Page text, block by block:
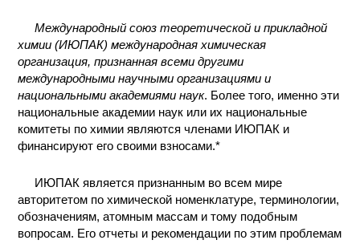
Международный союз теоретической и прикладной
химии (ИЮПАК) международная химическая
организация, признанная всеми другими
международными научными организациями и
национальными академиями наук. Более того, именно эти
национальные академии наук или их национальные
комитеты по химии являются членами ИЮПАК и
финансируют его своими взносами.*
ИЮПАК является признанным во всем мире
авторитетом по химической номенклатуре, терминологии,
обозначениям, атомным массам и тому подобным
вопросам. Его отчеты и рекомендации по этим проблемам